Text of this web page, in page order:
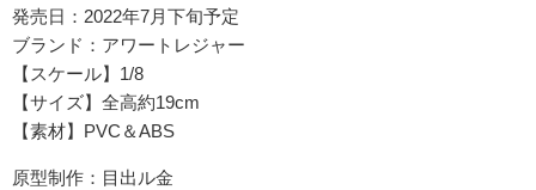
発売日：2022年7月下旬予定
ブランド：アワートレジャー
【スケール】1/8
【サイズ】全高約19cm
【素材】PVC＆ABS
原型制作：目出ル金